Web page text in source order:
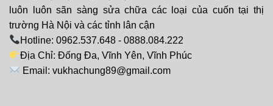
luôn luôn sãn sàng sửa chữa các loại của cuốn tại thị
trường Hà Nội và các tỉnh lân cận
Hotline: 0962.537.648 - 0888.084.222
Địa Chỉ: Đống Đa, Vĩnh Yên, Vĩnh Phúc
Email: vukhachung89@gmail.com